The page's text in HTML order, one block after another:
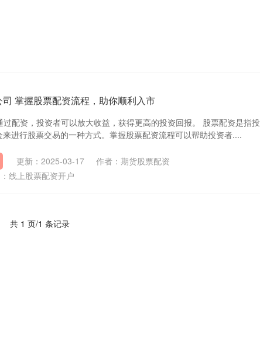
掌握股票配资流程，助你顺利入市
过配资，投资者可以放大收益，获得更高的投资回报。 股票配资是指投
进行股票交易的一种方式。掌握股票配资流程可以帮助投资者....
更新：2025-03-17
作者：期货股票配资
线上股票配资开户
共 1 页/1 条记录